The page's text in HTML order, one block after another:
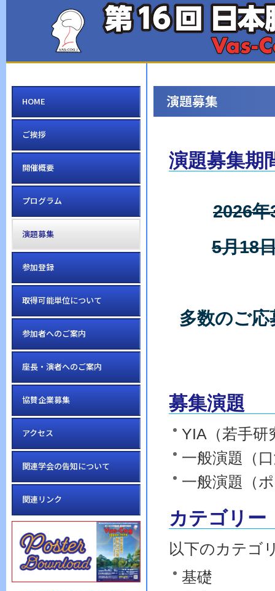
HOME
ご挨拶
開催概要
プログラム
演題募集
参加登録
取得可能単位について
参加者へのご案内
座長・演者へのご案内
協賛企業募集
アクセス
関連学会の告知について
関連リンク
演題募集
演題募集期
2026
5月18
多数のご
募集演題
YIA（若手研
一般演題（
一般演題（
カテゴリー
以下のカテゴ
基礎